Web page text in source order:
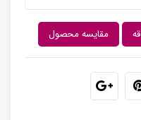
مقایسه محصول